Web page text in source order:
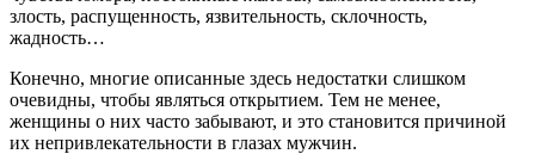
злость, распущенность, язвительность, склочность,
жадность…
Конечно, многие описанные здесь недостатки слишком
очевидны, чтобы являться открытием. Тем не менее,
женщины о них часто забывают, и это становится причиной
их непривлекательности в глазах мужчин.